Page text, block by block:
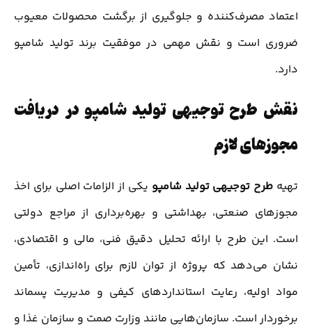
اعتماد مصرف‌کننده و جلوگیری از برگشت محصولات معیوب
ضروری است و نقش مهمی در موفقیت برند تولید شامپو
دارد.
نقش طرح توجیهی تولید شامپو در دریافت
مجوزهای لازم
تهیه طرح توجیهی تولید شامپو یکی از الزامات اصلی برای اخذ
مجوزهای صنعتی، بهداشتی و بهره‌برداری از مراجع دولتی
است. این طرح با ارائه تحلیل دقیق فنی، مالی و اقتصادی،
نشان می‌دهد که پروژه از توان لازم برای راه‌اندازی، تأمین
مواد اولیه، رعایت استانداردهای کیفی و مدیریت پسماند
برخوردار است. سازمان‌هایی مانند وزارت صمت و سازمان غذا و